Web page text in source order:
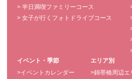
> 半日満喫ファミリーコース
> 女子が行くフォトドライブコース
イベント・季節
>イベントカレンダー
エリア別
>錦帯橋周辺エ